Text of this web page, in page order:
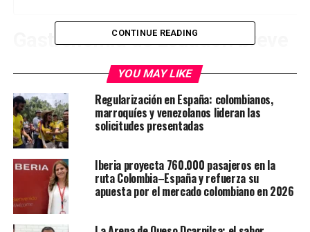
Gastronomía de Ecuador: breve
introducción
Algunos países de Latinoamérica, como Ecuador, son de
geografías y pueblos muy diversos. En estas naciones
puede haber desde zonas costeras con tradición negra,
hasta zonas montañosas o desérticas con tradición
española o judía, pasando por muchísimos territorios
aún poblados por pueblos originarios.
La comida ecuatoriana, como te íbamos contando, tiene
en una de sus zonas influencia del Pacífico, lo que hace
CONTINUE READING
YOU MAY LIKE
Regularización en España: colombianos,
marroquíes y venezolanos lideran las
solicitudes presentadas
Iberia proyecta 760.000 pasajeros en la
ruta Colombia–España y refuerza su
apuesta por el mercado colombiano en 2026